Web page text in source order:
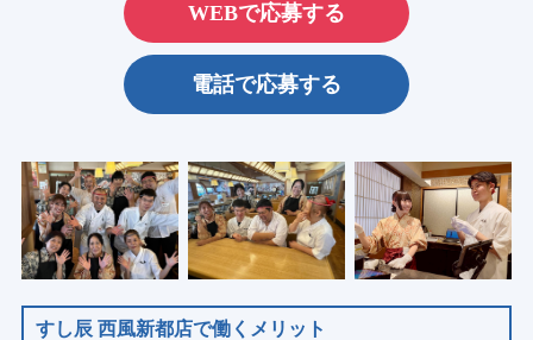
WEBで応募する
電話で応募する
すし辰 西風新都店で働くメリット